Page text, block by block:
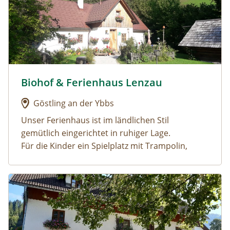
Urlaub am Bauernhof: Biohof & Ferienhaus Lenzau
Biohof & Ferienhaus Lenzau
Göstling an der Ybbs
Unser Ferienhaus ist im ländlichen Stil
gemütlich eingerichtet in ruhiger Lage.
Für die Kinder ein Spielplatz mit Trampolin,
Schwebebalken, Reck, 2 Go-Kard......
In Göstling, imYbbstaler Solebadausspannen,
in der großzügigen Saunaanlage relaxen, oder
im Freien schwimmen
Wandern in denGöstlinger Alpendurch viele
Urlaub am Bauernhof: Oberrehau